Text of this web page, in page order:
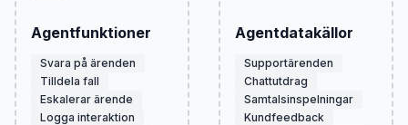
Agentfunktioner
Svara på ärenden
Tilldela fall
Eskalerar ärende
Logga interaktion
Agentdatakällor
Supportärenden
Chattutdrag
Samtalsinspelningar
Kundfeedback